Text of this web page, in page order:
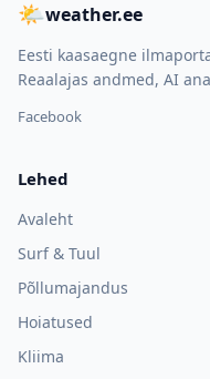
🌤weather.ee
Eesti kaasaegne
Reaalajas andmed, AI
Facebook
Lehed
Avaleht
Surf & Tuul
Põllumajandus
Hoiatused
Kliima